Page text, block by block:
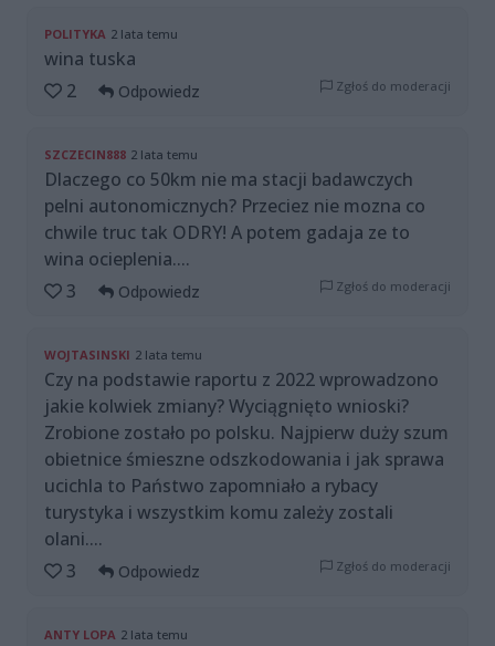
POLITYKA 2 lata temu
wina tuska
2
Odpowiedz Zgłoś do moderacji
SZCZECIN888 2 lata temu
Dlaczego co 50km nie ma stacji badawczych
pelni autonomicznych? Przeciez nie mozna co
chwile truc tak ODRY! A potem gadaja ze to
wina ocieplenia....
3
Odpowiedz Zgłoś do moderacji
WOJTASINSKI 2 lata temu
Czy na podstawie raportu z 2022 wprowadzono
jakie kolwiek zmiany? Wyciągnięto wnioski?
Zrobione zostało po polsku. Najpierw duży szum
obietnice śmieszne odszkodowania i jak sprawa
ucichla to Państwo zapomniało a rybacy
turystyka i wszystkim komu zależy zostali
olani....
3
Odpowiedz Zgłoś do moderacji
ANTY LOPA 2 lata temu